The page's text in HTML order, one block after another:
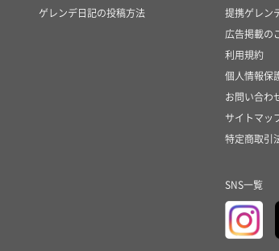
ゲレンデ日記の投稿方法
提携ゲレン
広告掲載の
利用規約
個人情報保
お問い合わ
サイトマッ
特定商取引
SNS一覧